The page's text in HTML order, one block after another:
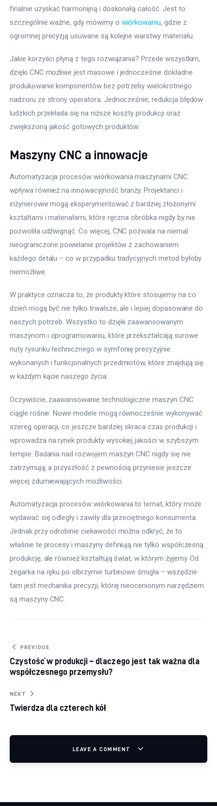
finalnie uzyskać harmonijną i doskonałą całość. Jest to
szczególnie ważne, gdy mówimy o wiórkowaniu, gdzie z
ogromnej precyzją usuwane są kolejne warstwy materiału.
Jakie korzyści płyną z tego rozwiązania? Przede wszystkim,
dzięki CNC możliwe jest masowe i jednocześnie dokładne
produkowanie komponentów bez potrzeby wielokrotnego
nadzoru ze strony operatora. Jednocześnie, redukcja błędów
ludzkich przekłada się na niższe koszty produkcji oraz
zwiększoną jakość gotowych produktów.
Maszyny CNC a innowacje
Automatyzacja procesów wiórkowania maszynami CNC
wpływa również na innowacyjność branży. Projektanci i
inżynierowie mogą eksperymentować z bardziej złożonymi
kształtami i materiałami, które ręczna obróbka nigdy by nie
pozwoliła udźwignąć. Co więcej, CNC pozwala na niemal
nieograniczone powielanie projektów z zachowaniem
każdego detalu – co w przypadku tradycyjnych metod byłoby
niemożliwe.
W praktyce oznacza to, że produkty które stosujemy na co
dzień mogą być nie tylko trwalsze, ale i lepiej dopasowane do
naszych potrzeb. Wszystko to dzięki zaawansowanym
maszynom i oprogramowaniu, które przekształcają surowe
nuty rysunku technicznego w symfonię precyzyjnie
wykonanych i funkcjonalnych przedmiotów, które znajdują się
w każdym kącie naszego życia.
Oczywiście, zaawansowanie technologiczne maszyn CNC
ciągle rośnie. Nowe modele mogą równocześnie wykonywać
szereg operacji, co jeszcze bardziej skraca czas produkcji i
wprowadza na rynek produkty wysokiej jakości w szybszym
tempie. Badania nad rozwojem maszyn CNC nigdy się nie
zatrzymują, a przyszłość z pewnością przyniesie jeszcze
więcej zdumiewających możliwości.
Automatyzacja procesów wiórkowania to temat, który może
wydawać się odległy i zawiły dla przeciętnego konsumenta.
Jednak przy odrobinie ciekawości można odkryć, że to
właśnie te procesy i maszyny definiują nie tylko współczesną
produkcję, ale również kształtują świat, w którym żyjemy. Od
zegarka na ręku po olbrzymie turbinowe śmigła – wszędzie
tam jest mechanika precyzji, której nieocenionym narzędziem
są maszyny CNC.
Nawigacja wpisu
PREVIOUS
Czystość w produkcji – dlaczego jest tak ważna dla
współczesnego przemysłu?
NEXT
Twierdza dla czterech kół
LEAVE A COMMENT